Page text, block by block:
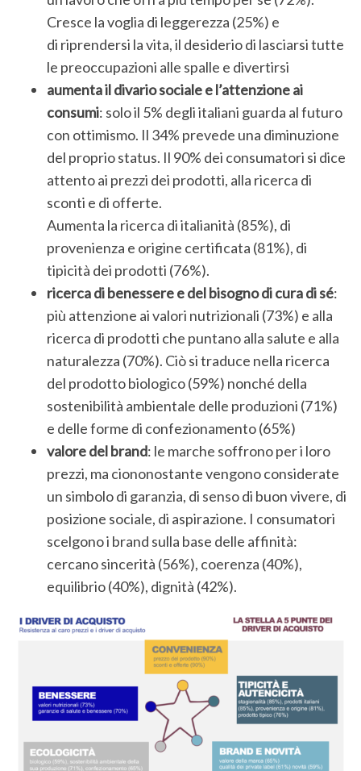
Cresce la voglia di leggerezza (25%) e
di riprendersi la vita, il desiderio di lasciarsi tutte
le preoccupazioni alle spalle e divertirsi
aumenta il divario sociale e l’attenzione ai
consumi: solo il 5% degli italiani guarda al futuro
con ottimismo. Il 34% prevede una diminuzione
del proprio status. Il 90% dei consumatori si dice
attento ai prezzi dei prodotti, alla ricerca di
sconti e di offerte.
Aumenta la ricerca di italianità (85%), di
provenienza e origine certificata (81%), di
tipicità dei prodotti (76%).
ricerca di benessere e del bisogno di cura di sé:
più attenzione ai valori nutrizionali (73%) e alla
ricerca di prodotti che puntano alla salute e alla
naturalezza (70%). Ciò si traduce nella ricerca
del prodotto biologico (59%) nonché della
sostenibilità ambientale delle produzioni (71%)
e delle forme di confezionamento (65%)
valore del brand: le marche soffrono per i loro
prezzi, ma ciononostante vengono considerate
un simbolo di garanzia, di senso di buon vivere, di
posizione sociale, di aspirazione. I consumatori
scelgono i brand sulla base delle affinità:
cercano sincerità (56%), coerenza (40%),
equilibrio (40%), dignità (42%).
S
e
a
c
h
f
: